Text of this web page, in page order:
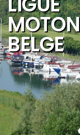
Les
sports
Le
qualité
La